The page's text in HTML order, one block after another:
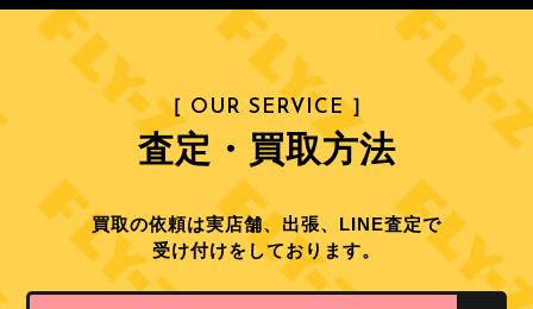
［ OUR SERVICE ］
査定・買取方法
買取の依頼は実店舗、出張、LINE査定で
受け付けをしております。